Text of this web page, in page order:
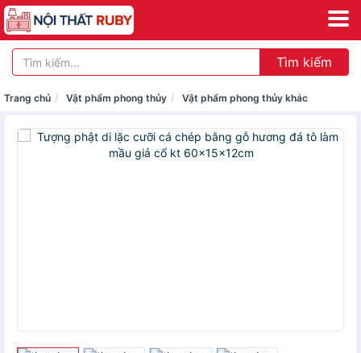
Tìm kiếm
Trang chủ Vật phẩm phong thủy Vật phẩm phong thủy khác